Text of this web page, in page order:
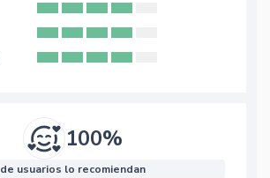
100%
de usuarios lo recomiendan